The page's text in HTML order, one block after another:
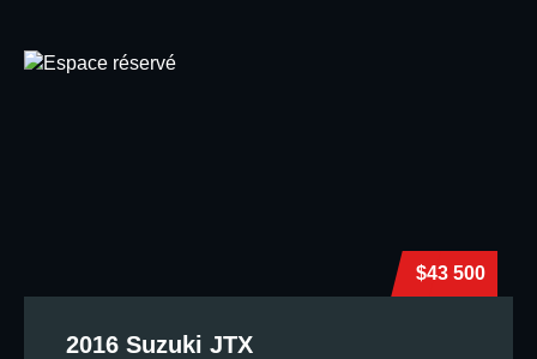
$43 500
2016 Suzuki JTX